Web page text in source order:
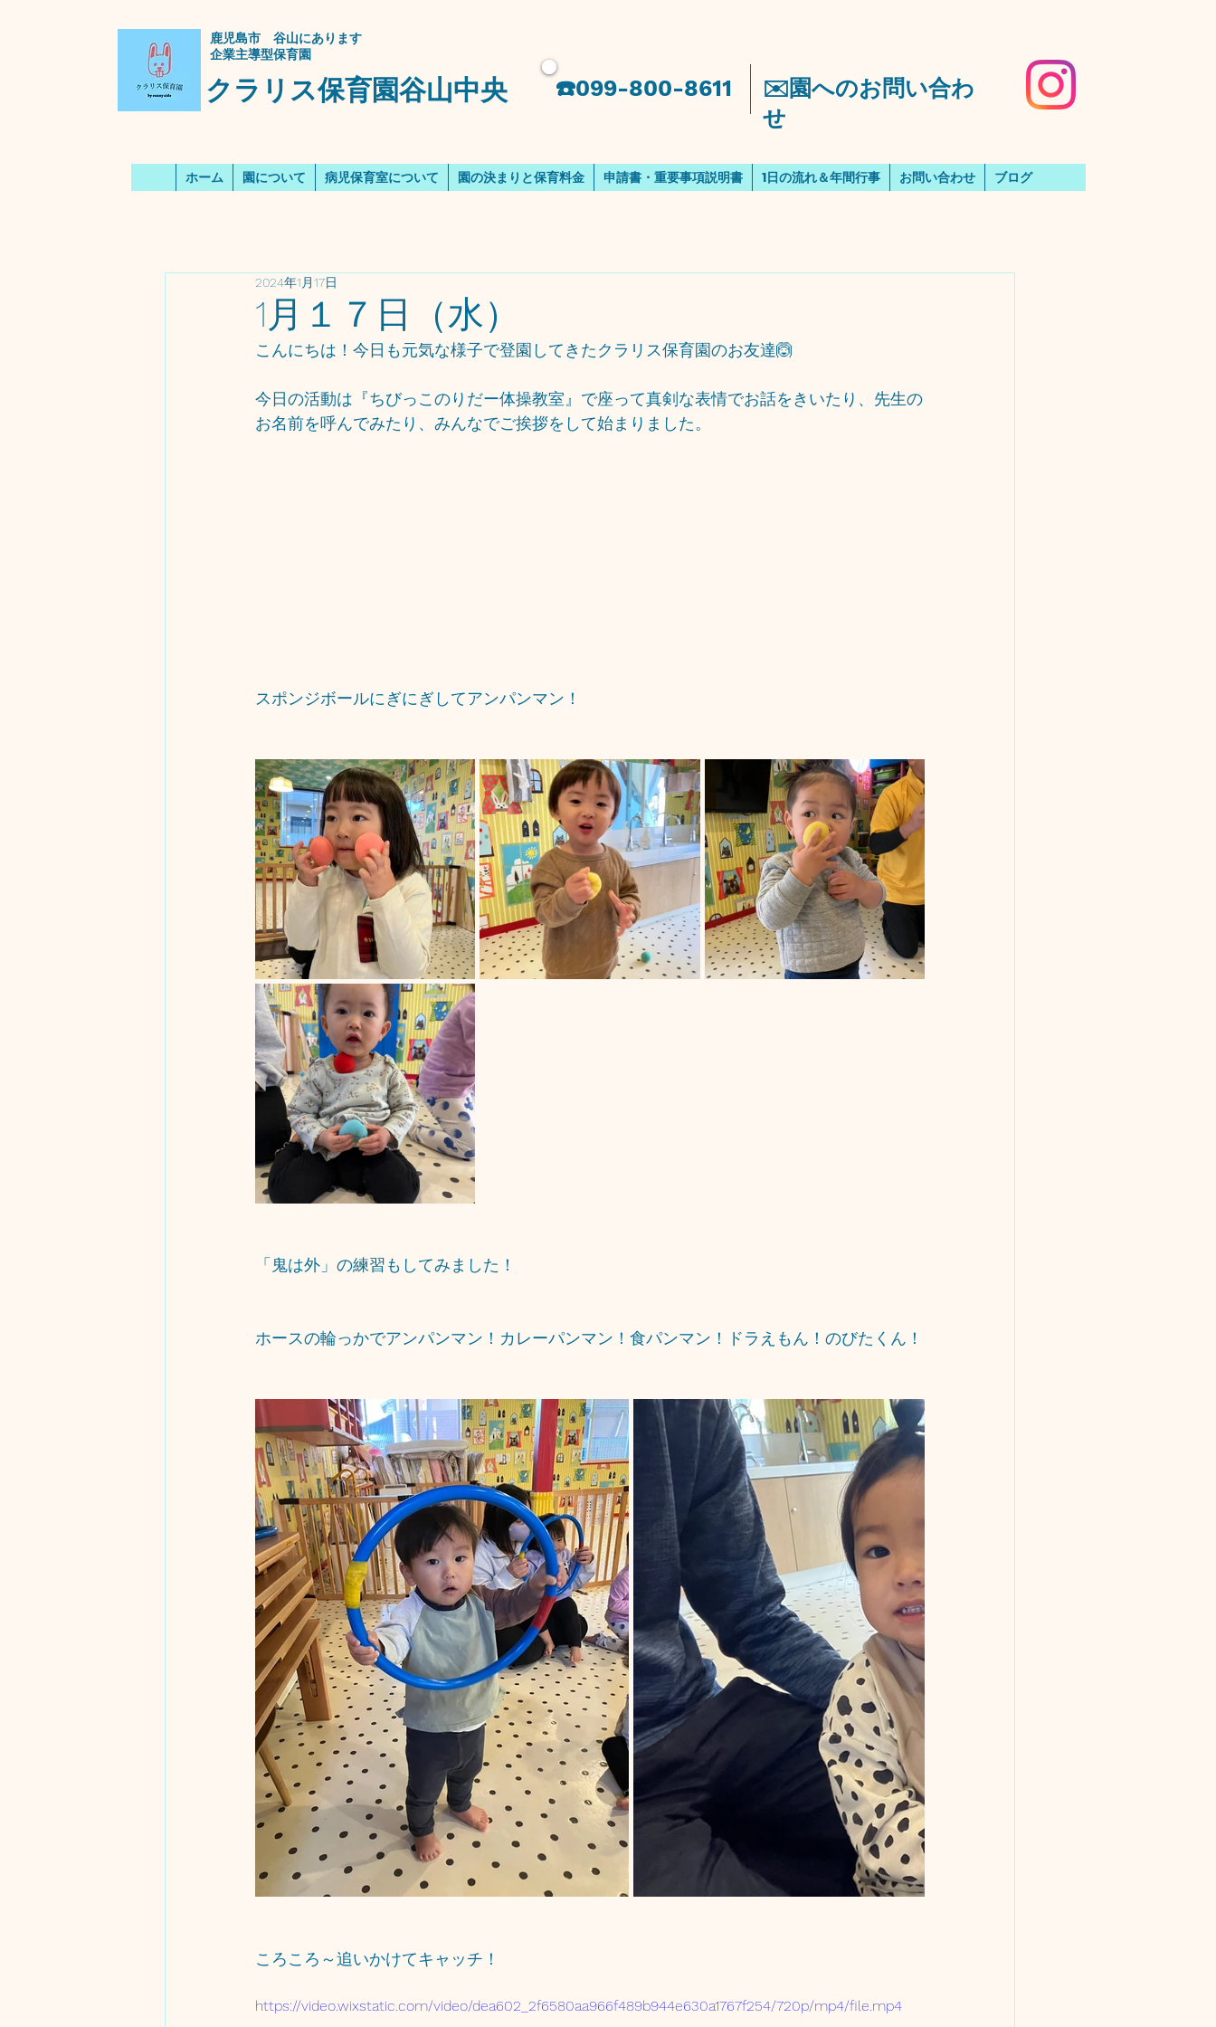
​鹿児島市 谷山にあります
企業主導型保育園
クラリス保育園谷山中央
​✉️園へのお問い合わ
せ
​☎️099-800-8611
ホーム 園について 病児保育室について 園の決まりと保育料金 申請書・重要事項説明書 1日の流れ＆年間行事 お問い合わせ ブログ
1月１７日（水）
2024年1月17日
こんにちは！今日も元気な様子で登園してきたクラリス保育園のお友達🙆
今日の活動は『ちびっこのりだー体操教室』で座って真剣な表情でお話をきいたり、先生の
お名前を呼んでみたり、みんなでご挨拶をして始まりました。
スポンジボールにぎにぎしてアンパンマン！
「鬼は外」の練習もしてみました！
ホースの輪っかでアンパンマン！カレーパンマン！食パンマン！ドラえもん！のびたくん！
ころころ～追いかけてキャッチ！
https://video.wixstatic.com/video/dea602_2f6580aa966f489b944e630a1767f254/720p/mp4/file.mp4